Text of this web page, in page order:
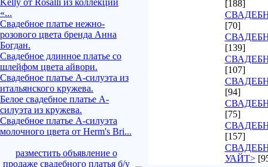
Kelly от Rosalli из коллекции
«...
Свадебное платье нежно-
розового цвета бренда Анна
Богдан.
Свадебное длинное платье со
шлейфом цвета айвори.
Свадебное платье А-силуэта из
итальянского кружева.
Белое свадебное платье А-
силуэта из кружева.
Свадебное платье А-силуэта
молочного цвета от Herm's Bri...
разместить объявление о
продаже свадебного платья б/у
[188]
[70]
[139]
[107]
[94]
[75]
[157]
УАЙТ>